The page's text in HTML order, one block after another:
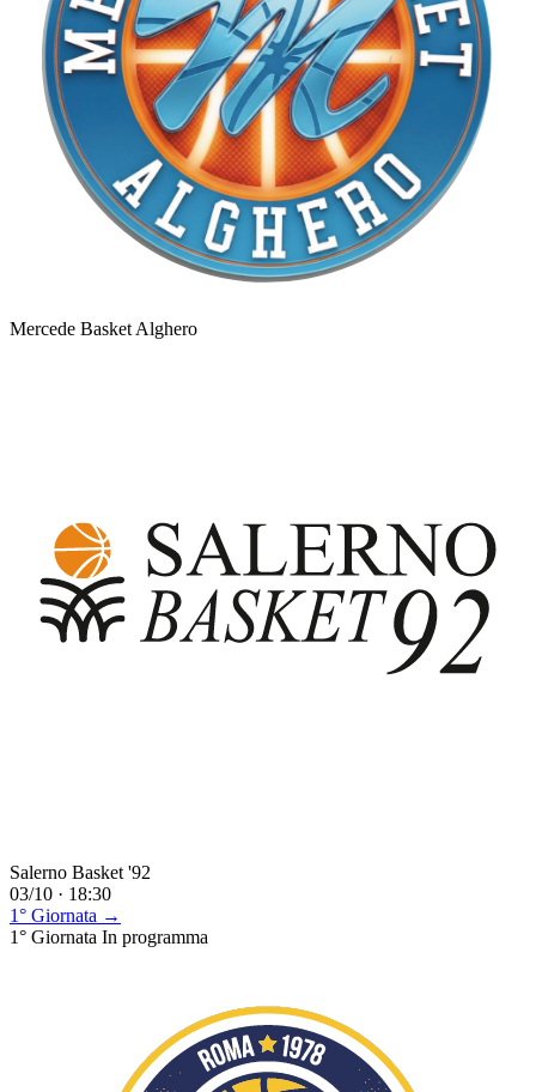
Mercede Basket Alghero
Salerno Basket '92
03/10 · 18:30
1° Giornata →
1° Giornata In programma